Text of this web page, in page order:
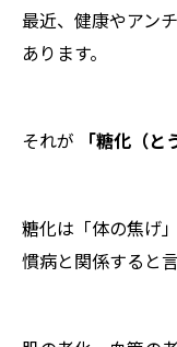
最近、健康やアン
あります。
それが 「糖化（と
糖化は「体の焦げ
慣病と関係すると